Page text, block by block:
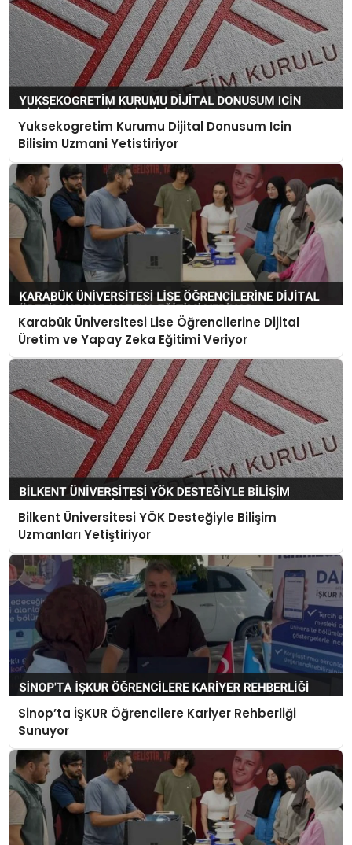
Yuksekogretim Kurumu Dijital Donusum Icin
Bilisim Uzmani Yetistiriyor
Karabük Üniversitesi Lise Öğrencilerine Dijital
Üretim ve Yapay Zeka Eğitimi Veriyor
Bilkent Üniversitesi YÖK Desteğiyle Bilişim
Uzmanları Yetiştiriyor
Sinop’ta İŞKUR Öğrencilere Kariyer Rehberliği
Sunuyor